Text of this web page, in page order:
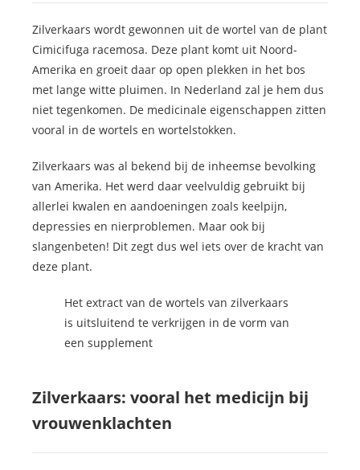
Zilverkaars wordt gewonnen uit de wortel van de plant
Cimicifuga racemosa. Deze plant komt uit Noord-
Amerika en groeit daar op open plekken in het bos
met lange witte pluimen. In Nederland zal je hem dus
niet tegenkomen. De medicinale eigenschappen zitten
vooral in de wortels en wortelstokken.
Zilverkaars was al bekend bij de inheemse bevolking
van Amerika. Het werd daar veelvuldig gebruikt bij
allerlei kwalen en aandoeningen zoals keelpijn,
depressies en nierproblemen. Maar ook bij
slangenbeten! Dit zegt dus wel iets over de kracht van
deze plant.
Het extract van de wortels van zilverkaars
is uitsluitend te verkrijgen in de vorm van
een supplement
Zilverkaars: vooral het medicijn bij
vrouwenklachten